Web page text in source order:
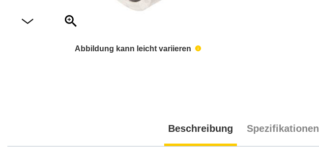
Abbildung kann leicht variieren
Beschreibung Spezifikationen